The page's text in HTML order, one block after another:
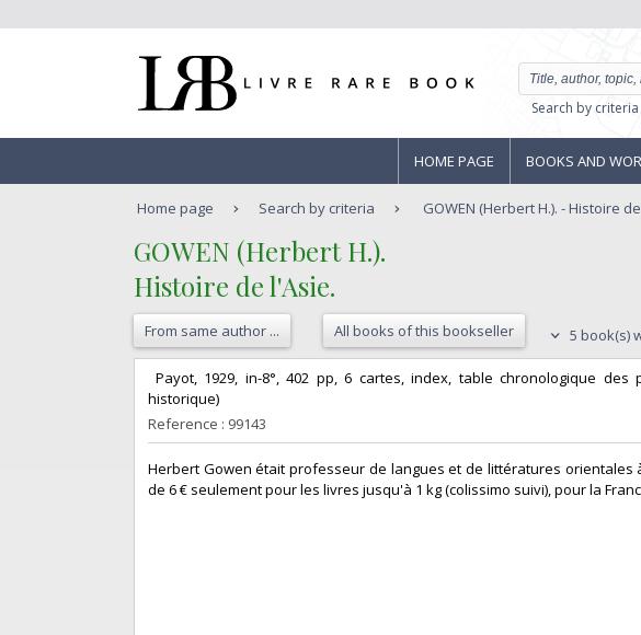
Search by criteria
HOME PAGE BOOKS AND
Home page Search by criteria GOWEN (Herbert H.). - Histoire
‎GOWEN (Herbert H.).‎
‎Histoire de l'Asie.‎
From same author ... All books of this bookseller 5 book(s)
Payot, 1929, in-8°, 402 pp, 6 cartes, index, table chronologique
historique)‎
Reference : 99143
‎Herbert Gowen était professeur de langues et de littératures
de 6 € seulement pour les livres jusqu'à 1 kg (colissimo suivi), pour la